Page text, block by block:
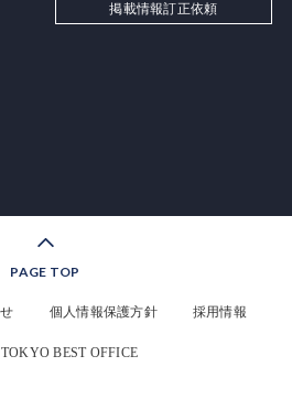
掲載情報訂正依頼
PAGE TOP
個人情報保護方針 採用情報
TOKYO BEST OFFICE